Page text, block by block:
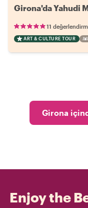
Girona'da Yahudi
11
ART & CULTURE TOUR
Girona
Enjoy the